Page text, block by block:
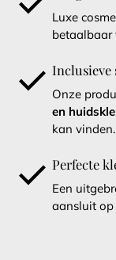
Luxe
betaalbaar
Inclusieve
Onze
en
kan vinden.
Perfecte
Een
aansluit op